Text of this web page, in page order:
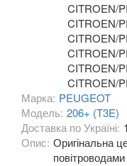
PEUGEOT
108
206 (2A, 2C, T3E)
CITROEN/
CITROEN/
CITROEN/
CITROEN/
CITROEN/
CITROEN/
Марка: PEUGEOT
Модель: 206+ (T3E)
Доставка по Україні:
Опис: Оригінальна